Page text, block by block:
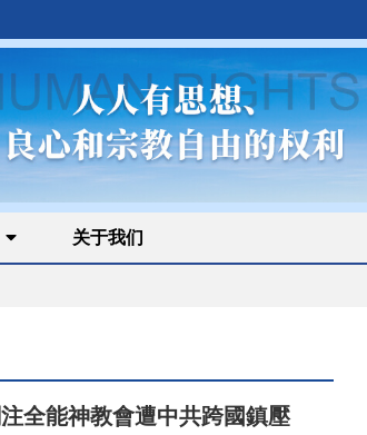
关于我们
全能神教會遭中共跨國鎮壓